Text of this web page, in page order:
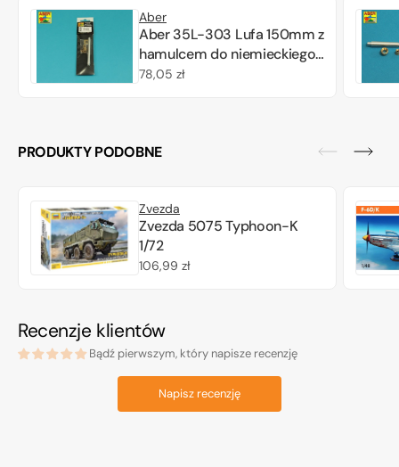
Aber
Aber 35L-303 Lufa 150mm z
hamulcem do niemieckiego
czołgu Pz.Kpfw. VII VK 7201
Cena
78,05 zł
PRODUKTY PODOBNE
Zvezda
Zvezda 5075 Typhoon-K
1/72
Cena
106,99 zł
Recenzje klientów
Bądź pierwszym, który napisze recenzję
Napisz recenzję